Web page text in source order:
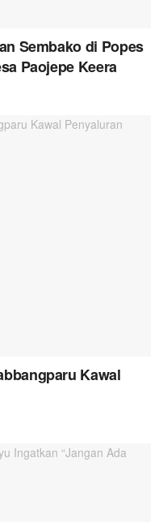
Sembako di Popes
Paojepe Keera
Kawal